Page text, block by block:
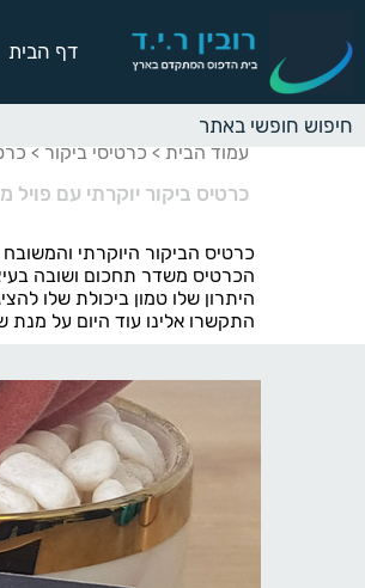
דף הבית
עמוד הבית > כרטיסי ביקור >
כרטיס ביקור יוקרתי עם פויל
כרטיס הביקור היוקרתי
הכרטיס משדר תחכום ושובה
היתרון שלו טמון ביכולת שלו
התקשרו אלינו עוד היום על